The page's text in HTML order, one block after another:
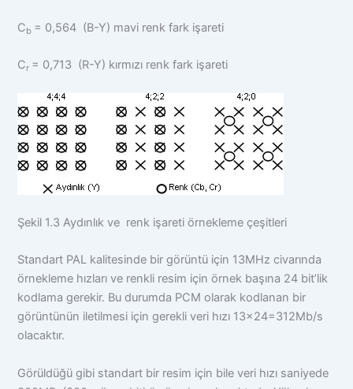
Cb = 0,564 (B-Y) mavi renk fark işareti
Cr = 0,713 (R-Y) kırmızı renk fark işareti
Şekil 1.3 Aydınlık ve renk işareti örnekleme çeşitleri
Standart PAL kalitesinde bir görüntü için 13MHz civarında
örnekleme hızları ve renkli resim için örnek başına 24 bit’lik
kodlama gerekir. Bu durumda PCM olarak kodlanan bir
görüntünün iletilmesi için gerekli veri hızı 13×24=312Mb/s
olacaktır.
Görüldüğü gibi standart bir resim için bile veri hızı saniyede